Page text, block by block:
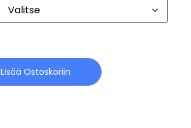
Lisää Ostoskoriin